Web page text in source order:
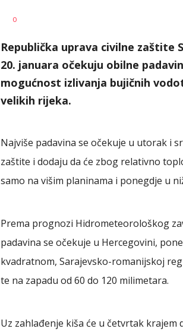
AUTOR
0
Republička uprava civilne zaštite
20. januara očekuju obilne
mogućnost izlivanja bujičnih
velikih rijeka.
Najviše padavina se očekuje u utorak i
zaštite i dodaju da će zbog relativno
samo na višim planinama i ponegdje u
Prema prognozi Hidrometeorološkog
padavina se očekuje u Hercegovini,
kvadratnom, Sarajevsko-romanijskoj
te na zapadu od 60 do 120 milimetara.
Uz zahlađenje kiša će u četvrtak